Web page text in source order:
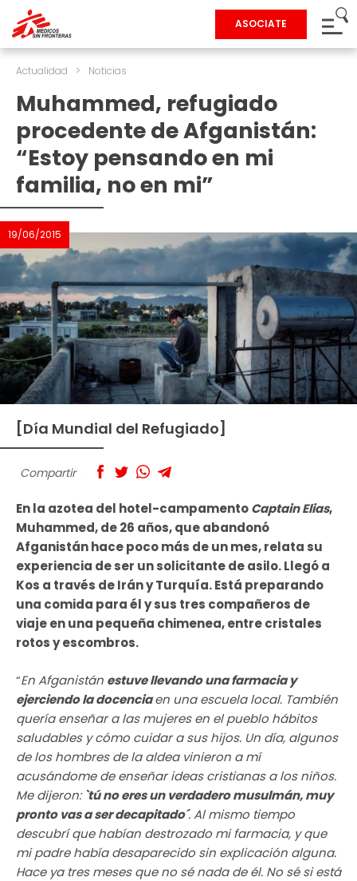
ASOCIATE
Actualidad > Noticias
Muhammed, refugiado
procedente de Afganistán:
“Estoy pensando en mi
familia, no en mi”
19/06/2015
[Día Mundial del Refugiado]
Compartir
En la azotea del hotel-campamentoCaptain Elias,
Muhammed, de 26 años, que abandonó
Afganistán hace poco más de un mes, relata su
experiencia de ser un solicitante de asilo. Llegó a
Kos a través de Irán y Turquía. Está preparando
una comida para él y sus tres compañeros de
viaje en una pequeña chimenea, entre cristales
rotos y escombros.
“En Afganistán estuve llevando una farmacia y
ejerciendo la docenciaen una escuela local. También
quería enseñar a las mujeres en el pueblo hábitos
saludables y cómo cuidar a sus hijos. Un día, algunos
de los hombres de la aldea vinieron a mí
acusándome de enseñar ideas cristianas a los niños.
Me dijeron: `tú no eres un verdadero musulmán, muy
pronto vas a ser decapitado´. Al mismo tiempo
descubrí que habían destrozado mi farmacia, y que
mi padre había desaparecido sin explicación alguna.
Hace ya tres meses que no sé nada de él. No sé si está